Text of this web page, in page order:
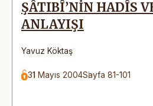
ŞÂTIBÎ’NİN HADÎS
ANLAYIŞI
Yavuz Köktaş
31 Mayıs 2004Sayfa 81-101